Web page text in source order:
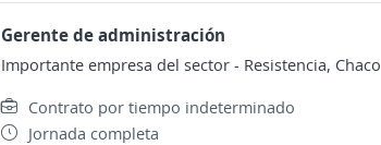
Gerente de administración
Importante empresa del sector - Resistencia, Chaco
Contrato por tiempo indeterminado
Jornada completa